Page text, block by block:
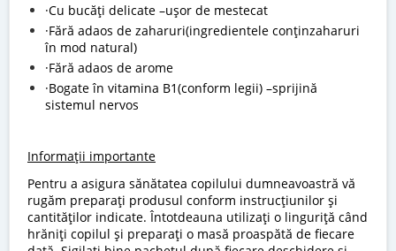
·Cu bucăţi delicate –uşor de mestecat
·Fără adaos de zaharuri(ingredientele conţinzaharuri
în mod natural)
·Fără adaos de arome
·Bogate în vitamina B1(conform legii) –sprijină
sistemul nervos
Informații importante
Pentru a asigura sănătatea copilului dumneavoastră vă
rugăm preparați produsul conform instrucţiunilor şi
cantităţilor indicate. Întotdeauna utilizaţi o linguriţă când
hrăniţi copilul şi preparaţi o masă proaspătă de fiecare